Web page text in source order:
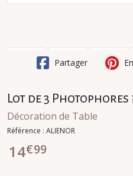
Partager
Lot de 3 Photophores
Décoration de Table
Référence : ALIENOR
14€99